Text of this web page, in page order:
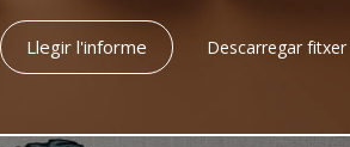
Llegir l'informe Descarregar fitxer